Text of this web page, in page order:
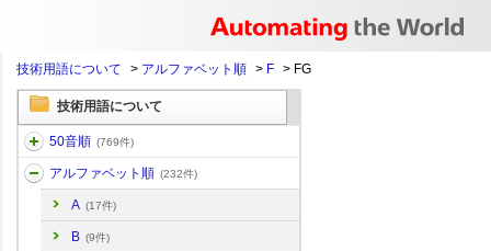
技術用語について > アルファベット順 > F > FG
技術用語について
50音順 (769件)
アルファベット順 (232件)
A (17件)
B (9件)